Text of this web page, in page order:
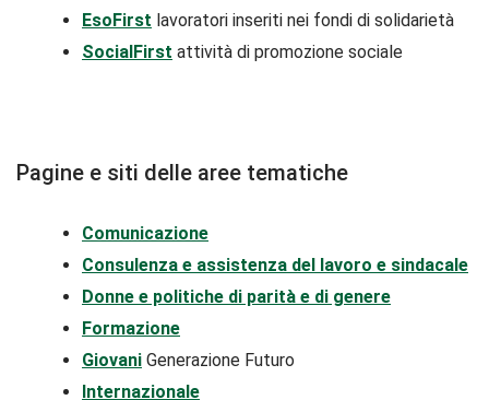
EsoFirst lavoratori inseriti nei fondi di solidarietà
SocialFirst attività di promozione sociale
Pagine e siti delle aree tematiche
Comunicazione
Consulenza e assistenza del lavoro e sindacale
Donne e politiche di parità e di genere
Formazione
Giovani Generazione Futuro
Internazionale